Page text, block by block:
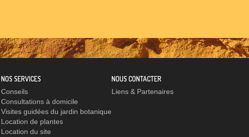
NOS SERVICES
Conseils
Consultations à domicile
Visites guidées du jardin botanique
Location de plantes
Location du site
NOUS CONTACTER
Liens & Partenaires